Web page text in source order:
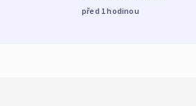
před 1hodinou